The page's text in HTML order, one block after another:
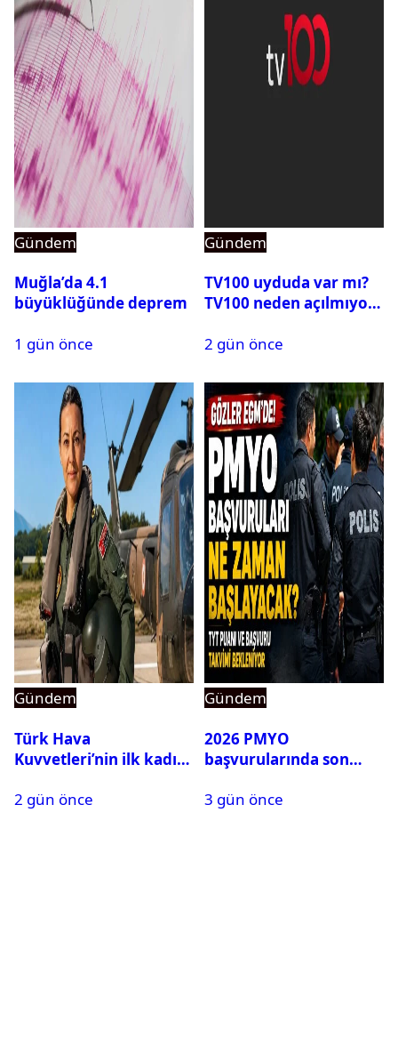
Gündem
Muğla’da 4.1
büyüklüğünde deprem
1 gün önce
Gündem
TV100 uyduda var mı?
TV100 neden açılmıyor?
2 gün önce
Gündem
Türk Hava
Kuvvetleri’nin ilk kadın
Karapınar hakkında
2 gün önce
Gündem
2026 PMYO
başvurularında son
3 gün önce